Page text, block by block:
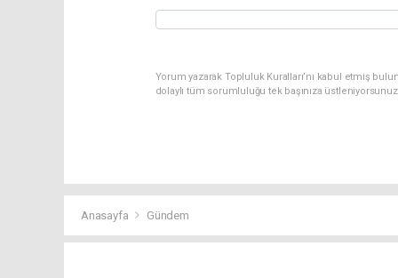
Yorum yazarak Topluluk Kuralları’nı kabul etmiş
dolaylı tüm sorumluluğu tek başınıza
Anasayfa Gündem